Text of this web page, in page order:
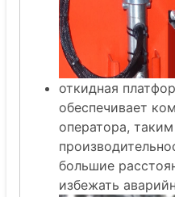
откидная
обеспечивает
оператора,
большие
избежать